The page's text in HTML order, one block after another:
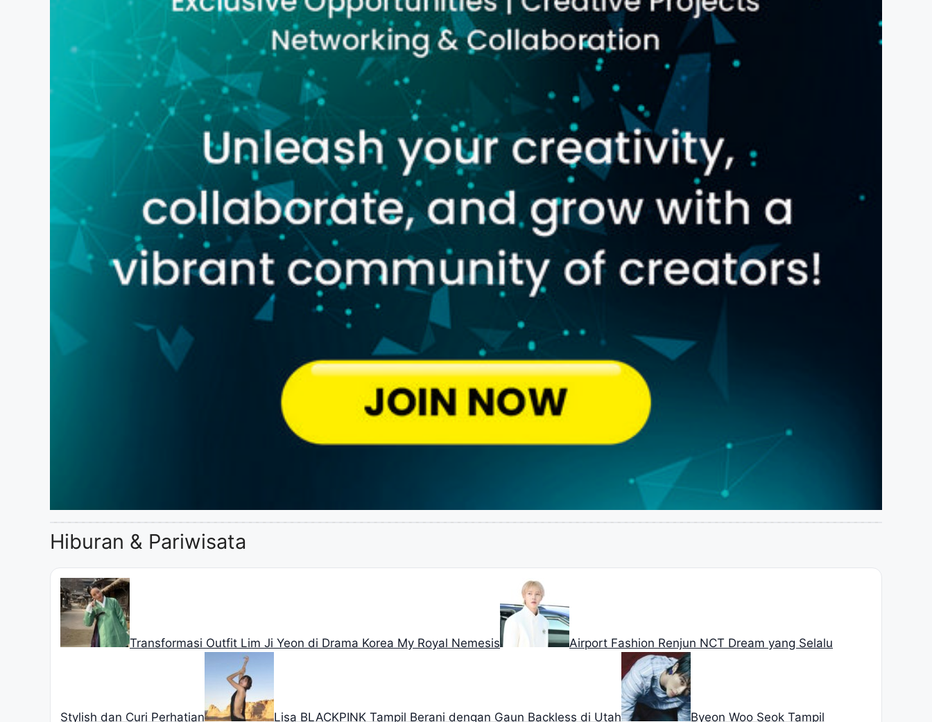
Hiburan & Pariwisata
Transformasi Outfit Lim Ji Yeon di Drama Korea My Royal Nemesis Airport Fashion Renjun NCT Dream yang Selalu
Stylish dan Curi Perhatian Lisa BLACKPINK Tampil Berani dengan Gaun Backless di Utah Byeon Woo Seok Tampil